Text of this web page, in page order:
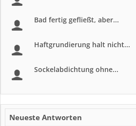
Bad fertig gefließt, aber...
Haftgrundierung halt nicht...
Sockelabdichtung ohne...
Neueste Antworten